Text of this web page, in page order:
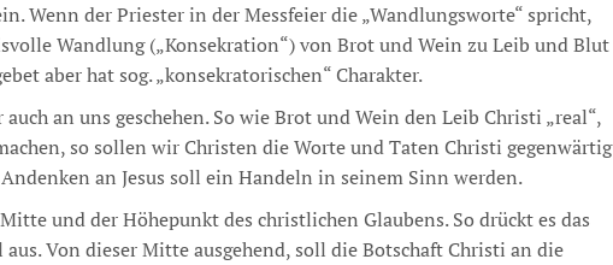
Wenn der Priester in der Messfeier die „Wandlungsworte“ spricht,
Wandlung („Konsekration“) von Brot und Wein zu Leib und Blut
aber hat sog. „konsekratorischen“ Charakter.
auch an uns geschehen. So wie Brot und Wein den Leib Christi „real“,
so sollen wir Christen die Worte und Taten Christi gegenwärtig
an Jesus soll ein Handeln in seinem Sinn werden.
und der Höhepunkt des christlichen Glaubens. So drückt es das
Von dieser Mitte ausgehend, soll die Botschaft Christi an die